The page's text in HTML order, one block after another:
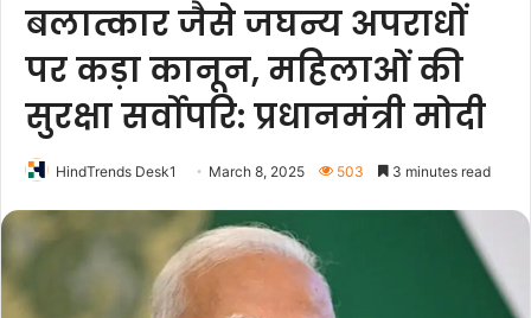
बलात्कार जैसे जघन्य अपराधों
पर कड़ा कानून, महिलाओं की
सुरक्षा सर्वोपरि: प्रधानमंत्री मोदी
HindTrends Desk1 March 8, 2025 503 3 minutes read